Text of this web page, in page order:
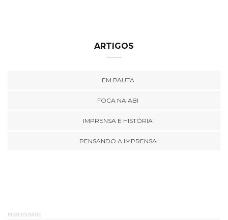
ARTIGOS
EM PAUTA
FOCA NA ABI
IMPRENSA E HISTÓRIA
PENSANDO A IMPRENSA
PUBLICIDADE